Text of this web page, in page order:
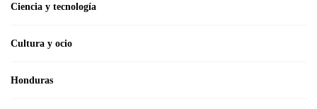
Ciencia y tecnología
Cultura y ocio
Honduras